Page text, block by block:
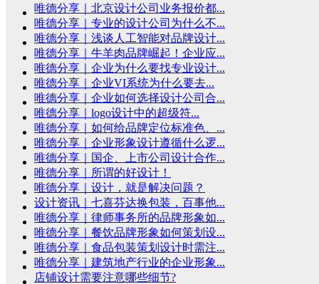
唯德分享｜北京设计公司业务报价都...
唯德分享｜专业的设计公司为什么不...
唯德分享｜浅谈人工智能对品牌设计...
唯德分享｜牛羊肉品牌崛起！企业应...
唯德分享｜企业为什么要找专业设计...
唯德分享｜企业VI系统为什么要去...
唯德分享｜企业如何选择设计公司合...
唯德分享｜logo设计中的超级符...
唯德分享｜如何给品牌定位标准色、...
唯德分享｜企业形象设计遵循什么逻...
唯德分享｜国企、上市公司设计合作...
唯德分享｜所谓的好设计！
唯德分享｜设计，就是解决问题？
设计资讯｜七喜芬达换包装，百事他...
唯德分享｜律师事务所的品牌形象如...
唯德分享｜餐饮品牌形象如何策划设...
唯德分享｜食品包装策划设计时需注...
唯德分享｜建筑地产行业的企业形象...
店铺设计需要注意哪些细节?